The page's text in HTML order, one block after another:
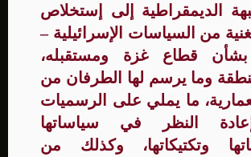
الديمقراطية إلى إستخلاص
من السياسات الإسرائيلية –
بشأن قطاع غزة ومستقبله،
وما يرسم لها الطرفان من
ما يملي على الرسميات
إعادة النظر في سياساتها
وتكتيكاتها، وكذلك من